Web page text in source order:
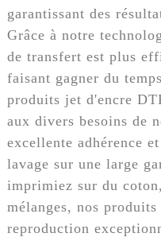
garantissant des
Grâce à notre
de transfert est plus
faisant gagner du
produits jet d'encre
aux divers besoins de
excellente adhérence
lavage sur une large
imprimiez sur du
mélanges, nos
reproduction